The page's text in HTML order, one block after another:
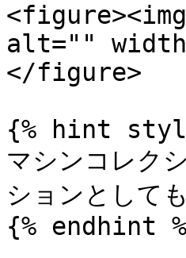
alt=""
</figure>
{% hint
マシンコレク
ションとして
{% endhint